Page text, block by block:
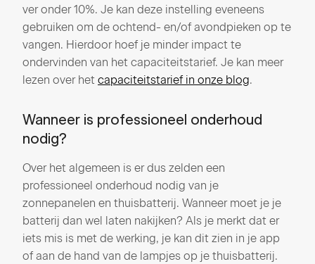
ver onder 10%. Je kan deze instelling eveneens
gebruiken om de ochtend- en/of avondpieken op te
vangen. Hierdoor hoef je minder impact te
ondervinden van het capaciteitstarief. Je kan meer
lezen over het capaciteitstarief in onze blog.
Wanneer is professioneel onderhoud
nodig?
Over het algemeen is er dus zelden een
professioneel onderhoud nodig van je
zonnepanelen en thuisbatterij. Wanneer moet je je
batterij dan wel laten nakijken? Als je merkt dat er
iets mis is met de werking, je kan dit zien in je app
of aan de hand van de lampjes op je thuisbatterij.